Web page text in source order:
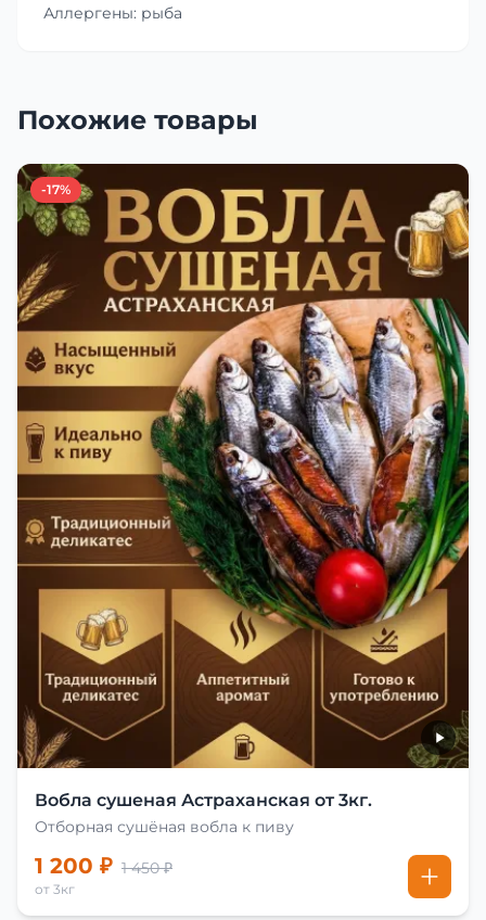
Аллергены: рыба
Похожие товары
-17%
Вобла сушеная Астраханская от 3кг.
Отборная сушёная вобла к пиву
1 200 ₽ 1 450 ₽
от 3кг